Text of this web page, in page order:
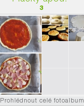
3
Prohlédnout celé fotoalbum